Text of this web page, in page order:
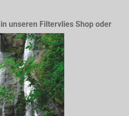
unseren Filtervlies Shop oder